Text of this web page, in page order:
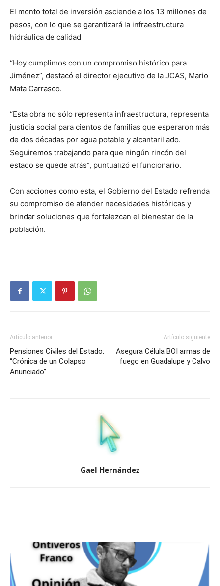
El monto total de inversión asciende a los 13 millones de
pesos, con lo que se garantizará la infraestructura
hidráulica de calidad.
“Hoy cumplimos con un compromiso histórico para
Jiménez”, destacó el director ejecutivo de la JCAS, Mario
Mata Carrasco.
“Esta obra no sólo representa infraestructura, representa
justicia social para cientos de familias que esperaron más
de dos décadas por agua potable y alcantarillado.
Seguiremos trabajando para que ningún rincón del
estado se quede atrás”, puntualizó el funcionario.
Con acciones como esta, el Gobierno del Estado refrenda
su compromiso de atender necesidades históricas y
brindar soluciones que fortalezcan el bienestar de la
población.
Artículo anterior
Pensiones Civiles del Estado:
“Crónica de un Colapso
Anunciado”
Artículo siguiente
Asegura Célula BOI armas de
fuego en Guadalupe y Calvo
Gael Hernández